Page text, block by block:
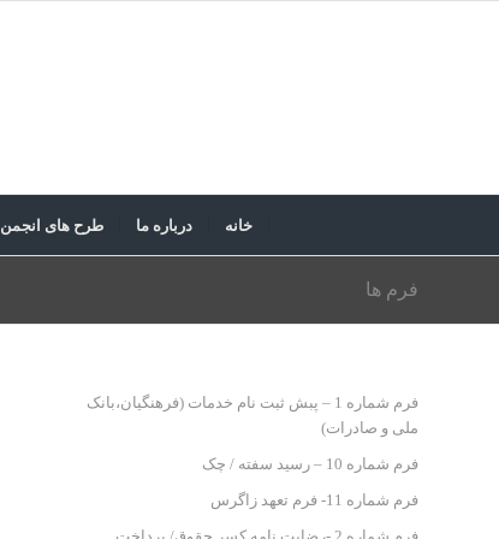
خانه درباره ما طرح های انجمن
فرم ها
فرم شماره 1 – پبش ثبت نام خدمات (فرهنگیان،بانک
ملی و صادرات)
فرم شماره 10 – رسید سفته / چک
فرم شماره 11- فرم تعهد زاگرس